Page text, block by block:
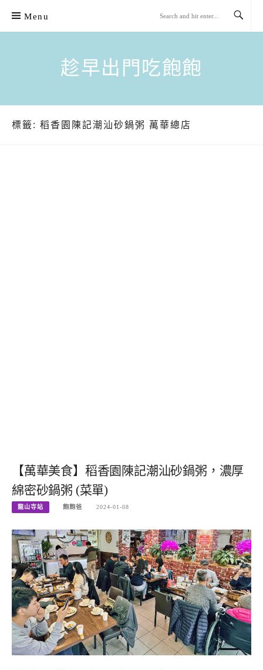
content
Menu
趁早出門吃飽飽
標籤: 稻香園陳記潮汕砂鍋粥 萬華總店
【萬華美食】稻香園陳記潮汕砂鍋粥，濃厚
綿密砂鍋粥 (菜單)
龍山寺站 飽飽爸 2024-01-08